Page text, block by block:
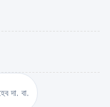
দা. বা.